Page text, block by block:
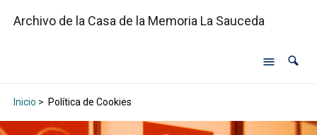
Archivo de la Casa de la Memoria La Sauceda
Inicio > Política de Cookies